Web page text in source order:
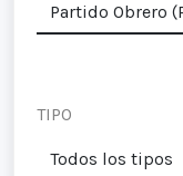
TIPO